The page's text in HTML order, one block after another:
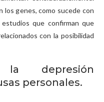
los genes, como sucede con
que confirman que
con la posibilidad
depresión
personales.